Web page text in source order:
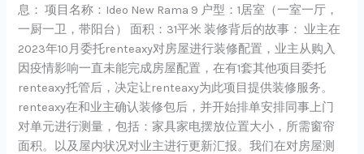
息： 项目名称：Ideo New Rama 9 户型：1居室（一室一厅，
一厨一卫，带阳台） 面积：31平米 装修背后的故事： 业主在
2023年10月委托renteaxy对房屋进行装修配置，业主从购入
因疫情影响一直未能完成房屋配置，在有1套其他项目委托
renteaxy托管后，决定让renteaxy为此项目提供装修服务。
renteaxy在和业主确认装修包后，并开始排单安排同事上门
对单元进行测量，包括：家具家电摆放位置大小，所需窗帘
面积。以及屋内状况对业主进行更新汇报。我们在对房屋测
案
例-31
平
米
1
居
室-
Ideo